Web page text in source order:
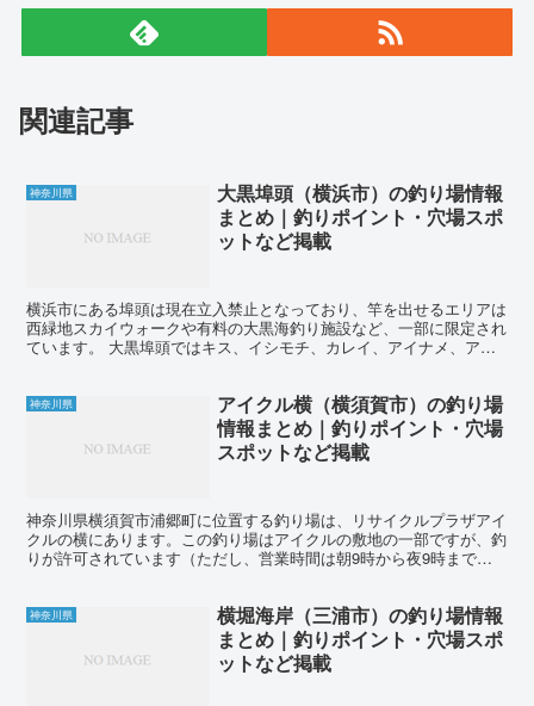
関連記事
神奈川県
大黒埠頭（横浜市）の釣り場情報
まとめ｜釣りポイント・穴場スポ
ットなど掲載
横浜市にある埠頭は現在立入禁止となっており、竿を出せるエリアは
西緑地スカイウォークや有料の大黒海釣り施設など、一部に限定され
ています。 大黒埠頭ではキス、イシモチ、カレイ、アイナメ、アナ
神奈川県
アイクル横（横須賀市）の釣り場
情報まとめ｜釣りポイント・穴場
スポットなど掲載
神奈川県横須賀市浦郷町に位置する釣り場は、リサイクルプラザアイ
クルの横にあります。この釣り場はアイクルの敷地の一部ですが、釣
りが許可されています（ただし、営業時間は朝9時から夜9時まで
神奈川県
横堀海岸（三浦市）の釣り場情報
まとめ｜釣りポイント・穴場スポ
ットなど掲載